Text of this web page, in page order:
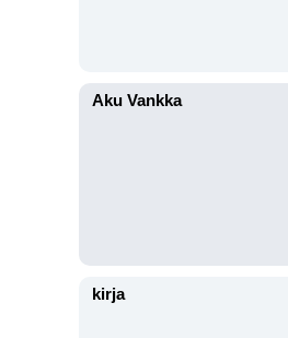
Aku Vankka
kirja